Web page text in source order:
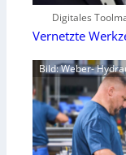
Digitales
Vernetzte
Bild: Weber-